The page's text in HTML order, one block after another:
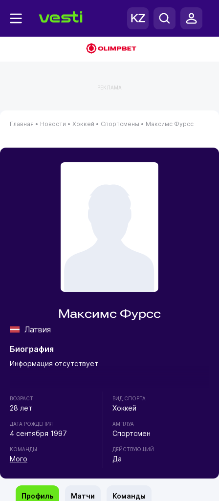
РЕКЛАМА
Главная • Новости • Хоккей • Спортсмены • Максимс Фурсс
Максимс Фурсс
Латвия
Биография
Информация отсутствует
ВОЗРАСТ
28 лет
ДАТА РОЖДЕНИЯ
4 сентября 1997
КОМАНДЫ
Мого
ВИД СПОРТА
Хоккей
АМПЛУА
Спортсмен
ДЕЙСТВУЮЩИЙ
Да
Профиль Матчи Команды